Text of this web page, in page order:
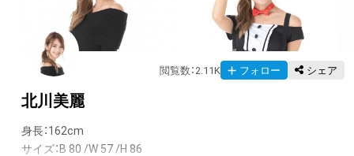
閲覧数 ： 2.11K フォロー シェア
北川美麗
身長：162cm
サイズ：B 80 /W 57 /H 86